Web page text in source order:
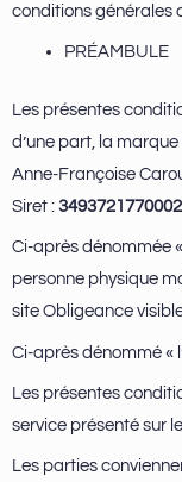
conditions générales
PRÉAMBULE
Les présentes
d’une part, la
Anne-Françoise
Siret :
Ci-après dénommée
personne physique
site Obligeance
Ci-après dénommé «
Les présentes
service présenté sur
Les parties